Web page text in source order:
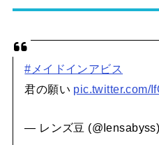
#メイドインアビス
君の願い pic.twitter.com/
— レンズ豆 (@Iensabyss)